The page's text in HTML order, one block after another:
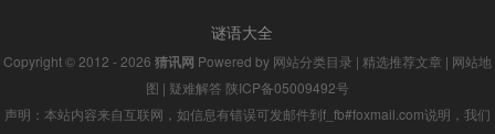
谜语大全
Copyright © 2012 - 2026 猜讯网 Powered by 网站分类目录 | 精选推荐文章 | 网站地
图 | 疑难解答 陕ICP备05009492号
声明：本站内容来自互联网，如信息有错误可发邮件到f_fb#foxmail.com说明，我们